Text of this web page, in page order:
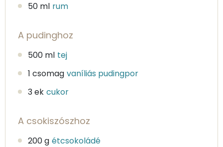
50 ml rum
A pudinghoz
500 ml tej
1 csomag vaníliás pudingpor
3 ek cukor
A csokiszószhoz
200 g étcsokoládé